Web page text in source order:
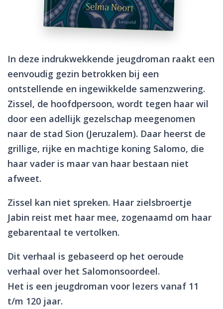
In deze indrukwekkende jeugdroman raakt een
eenvoudig gezin betrokken bij een
ontstellende en ingewikkelde samenzwering.
Zissel, de hoofdpersoon, wordt tegen haar wil
door een adellijk gezelschap meegenomen
naar de stad Sion (Jeruzalem). Daar heerst de
grillige, rijke en machtige koning Salomo, die
haar vader is maar van haar bestaan niet
afweet.
Zissel kan niet spreken. Haar zielsbroertje
Jabin reist met haar mee, zogenaamd om haar
gebarentaal te vertolken.
Dit verhaal is gebaseerd op het oeroude
verhaal over het Salomonsoordeel.
Het is een jeugdroman voor lezers vanaf 11
t/m 120 jaar.